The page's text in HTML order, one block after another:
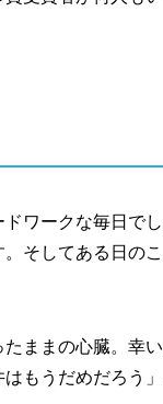
ワークな毎日で
そしてある日の
ままの心臓。幸
もうだめだろう」